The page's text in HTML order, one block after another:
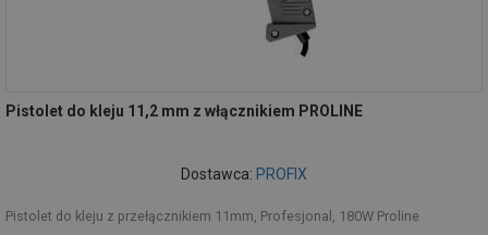
Pistolet do kleju 11,2 mm z włącznikiem PROLINE
Dostawca: PROFIX
Pistolet do kleju z przełącznikiem 11mm, Profesjonal, 180W Proline